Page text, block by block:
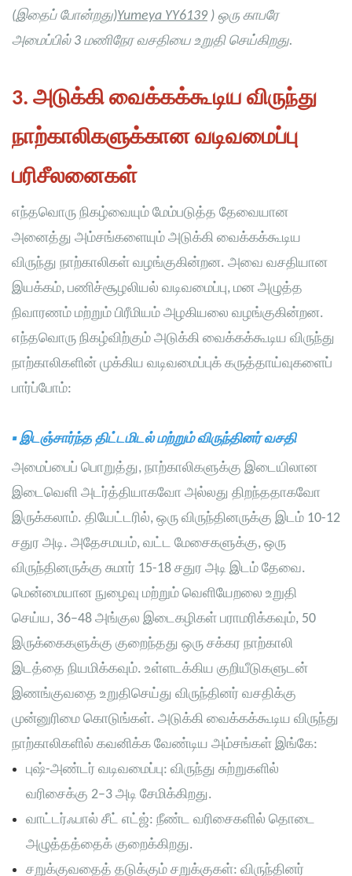
(இதைப் போன்றது)Yumeya YY6139 ) ஒரு காபரே
அமைப்பில் 3 மணிநேர வசதியை உறுதி செய்கிறது.
3. அடுக்கி வைக்கக்கூடிய விருந்து
நாற்காலிகளுக்கான வடிவமைப்பு
பரிசீலனைகள்
எந்தவொரு நிகழ்வையும் மேம்படுத்த தேவையான
அனைத்து அம்சங்களையும் அடுக்கி வைக்கக்கூடிய
விருந்து நாற்காலிகள் வழங்குகின்றன. அவை வசதியான
இயக்கம், பணிச்சூழலியல் வடிவமைப்பு, மன அழுத்த
நிவாரணம் மற்றும் பிரீமியம் அழகியலை வழங்குகின்றன.
எந்தவொரு நிகழ்விற்கும் அடுக்கி வைக்கக்கூடிய விருந்து
நாற்காலிகளின் முக்கிய வடிவமைப்புக் கருத்தாய்வுகளைப்
பார்ப்போம்:
▪இடஞ்சார்ந்த திட்டமிடல் மற்றும் விருந்தினர் வசதி
அமைப்பைப் பொறுத்து, நாற்காலிகளுக்கு இடையிலான
இடைவெளி அடர்த்தியாகவோ அல்லது திறந்ததாகவோ
இருக்கலாம். தியேட்டரில், ஒரு விருந்தினருக்கு இடம் 10-12
சதுர அடி. அதேசமயம், வட்ட மேசைகளுக்கு, ஒரு
விருந்தினருக்கு சுமார் 15-18 சதுர அடி இடம் தேவை.
மென்மையான நுழைவு மற்றும் வெளியேறலை உறுதி
செய்ய, 36–48 அங்குல இடைகழிகள் பராமரிக்கவும், 50
இருக்கைகளுக்கு குறைந்தது ஒரு சக்கர நாற்காலி
இடத்தை நியமிக்கவும். உள்ளடக்கிய குறியீடுகளுடன்
இணங்குவதை உறுதிசெய்து விருந்தினர் வசதிக்கு
முன்னுரிமை கொடுங்கள். அடுக்கி வைக்கக்கூடிய விருந்து
நாற்காலிகளில் கவனிக்க வேண்டிய அம்சங்கள் இங்கே:
புஷ்-அண்டர் வடிவமைப்பு: விருந்து சுற்றுகளில்
வரிசைக்கு 2–3 அடி சேமிக்கிறது.
வாட்டர்ஃபால் சீட் எட்ஜ்: நீண்ட வரிசைகளில் தொடை
அழுத்தத்தைக் குறைக்கிறது.
சறுக்குவதைத் தடுக்கும் சறுக்குகள்: விருந்தினர்